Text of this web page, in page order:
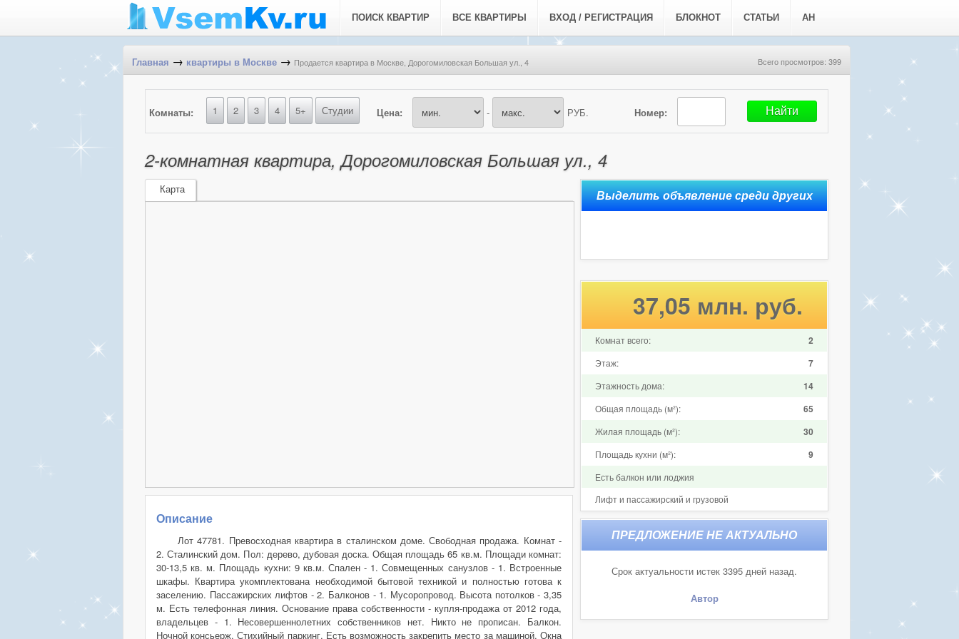
ПОИСК КВАРТИР ВСЕ КВАРТИРЫ ВХОД / РЕГИСТРАЦИЯ БЛОКНОТ СТАТЬИ АН
Главная → квартиры в Москве → Продается квартира в Москве, Дорогомиловская Большая ул., 4 Всего просмотров: 399
Номер:
Комнаты: 1 2 3 4 5+ Студии Цена: - РУБ.
2-комнатная квартира, Дорогомиловская Большая ул., 4
Карта
Описание
Лот 47781. Превосходная квартира в сталинском доме. Свободная продажа. Комнат -
2. Сталинский дом. Пол: дерево, дубовая доска. Общая площадь 65 кв.м. Площади комнат:
30-13,5 кв. м. Площадь кухни: 9 кв.м. Спален - 1. Совмещенных санузлов - 1. Встроенные
шкафы. Квартира укомплектована необходимой бытовой техникой и полностью готова к
заселению. Пассажирских лифтов - 2. Балконов - 1. Мусоропровод. Высота потолков - 3,35
м. Есть телефонная линия. Основание права собственности - купля-продажа от 2012 года,
владельцев - 1. Несовершеннолетних собственников нет. Никто не прописан. Балкон.
Ночной консьерж. Стихийный паркинг. Есть возможность закрепить место за машиной. Окна
37,05 млн. руб.
Комнат всего: 2
Этаж: 7
Этажность дома: 14
Общая площадь (м²): 65
Жилая площадь (м²): 30
Площадь кухни (м²): 9
Есть балкон или лоджия
Лифт и пассажирский и грузовой
Срок актуальности истек 3395 дней назад.
Автор